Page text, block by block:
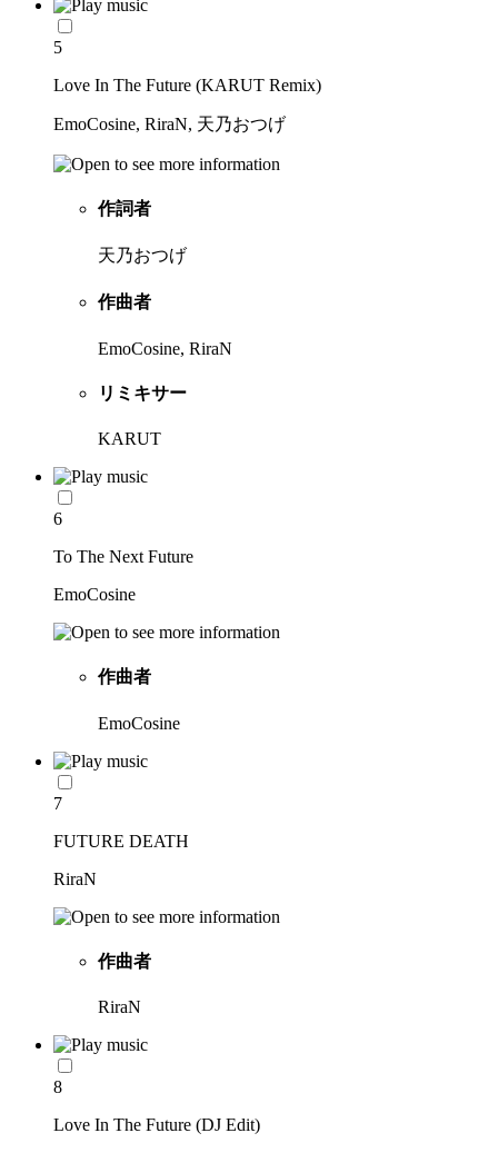
5
Love In The Future (KARUT Remix)
EmoCosine, RiraN, 天乃おつげ
作詞者
天乃おつげ
作曲者
EmoCosine, RiraN
リミキサー
KARUT
6
To The Next Future
EmoCosine
作曲者
EmoCosine
7
FUTURE DEATH
RiraN
作曲者
RiraN
8
Love In The Future (DJ Edit)